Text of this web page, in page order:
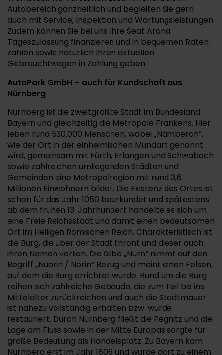
Autobereich ganzheitlich und begleiten Sie gern
auch mit Service, Inspektion und Wartungsleistungen.
Zudem können Sie bei uns Ihre Seat Arona
Tageszulassung finanzieren und in bequemen Raten
zahlen sowie natürlich Ihren aktuellen
Gebrauchtwagen in Zahlung geben.
AutoPark GmbH – auch für Kundschaft aus
Nürnberg
Nürnberg ist die zweitgrößte Stadt im Bundesland
Bayern und gleichzeitig die Metropole Frankens. Hier
leben rund 530.000 Menschen, wobei „Nämberch“,
wie der Ort in der einheimischen Mundart genannt
wird, gemeinsam mit Fürth, Erlangen und Schwabach
sowie zahlreichen umliegenden Städten und
Gemeinden eine Metropolregion mit rund 3,6
Millionen Einwohnern bildet. Die Existenz des Ortes ist
schon für das Jahr 1050 beurkundet und spätestens
ab dem frühen 13. Jahrhundert handelte es sich um
eine Freie Reichsstadt und damit einen bedeutsamen
Ort im Heiligen Römischen Reich. Charakteristisch ist
die Burg, die über der Stadt thront und dieser auch
ihren Namen verlieh. Die Silbe „Nürn“ nimmt auf den
Begriff „Nuorin / Norin“ Bezug und meint einen Felsen,
auf dem die Burg errichtet wurde. Rund um die Burg
reihen sich zahlreiche Gebäude, die zum Teil bis ins
Mittelalter zurückreichen und auch die Stadtmauer
ist nahezu vollständig erhalten bzw. wurde
restauriert. Durch Nürnberg fließt die Pegnitz und die
Lage am Fluss sowie in der Mitte Europas sorgte für
große Bedeutung als Handelsplatz. Zu Bayern kam
Nürnberg erst im Jahr 1806 und wurde dort zu einem